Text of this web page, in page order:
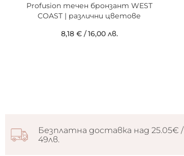
Profusion течен бронзант WEST
COAST | различни цветове
8,18 €/16,00 лв.
Безплатна доставка над 25.05€ /
49лв.